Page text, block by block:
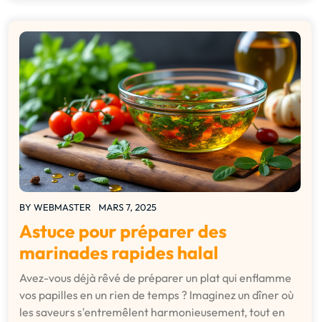
BY WEBMASTER MARS 7, 2025
Astuce pour préparer des
marinades rapides halal
Avez-vous déjà rêvé de préparer un plat qui enflamme
vos papilles en un rien de temps ? Imaginez un dîner où
les saveurs s'entremêlent harmonieusement, tout en